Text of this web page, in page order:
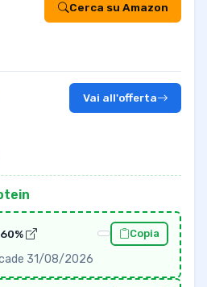
Cerca su Amazon
Vai all'offerta
Copia
31/08/2026